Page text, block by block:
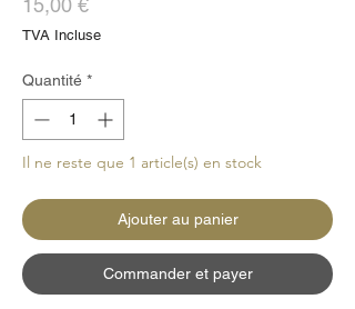
TVA Incluse
Quantité *
Il ne reste que 1 article(s) en stock
Ajouter au panier
Commander et payer